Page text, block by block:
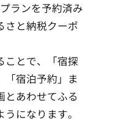
ランを予約済み
さと納税クーポ
ことで、「宿探
「宿泊予約」ま
とあわせてふる
になります。